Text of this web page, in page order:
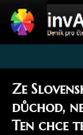
Ze
důchod,
Ten chce